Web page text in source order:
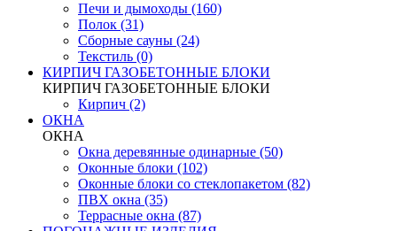
Печи и дымоходы (160)
Полок (31)
Сборные сауны (24)
Текстиль (0)
КИРПИЧ ГАЗОБЕТОННЫЕ БЛОКИ
КИРПИЧ ГАЗОБЕТОННЫЕ БЛОКИ
Кирпич (2)
ОКНА
ОКНА
Окна деревянные одинарные (50)
Оконные блоки (102)
Оконные блоки со стеклопакетом (82)
ПВХ окна (35)
Террасные окна (87)